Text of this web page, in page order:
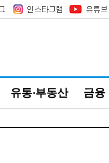
유통·부동산 금융